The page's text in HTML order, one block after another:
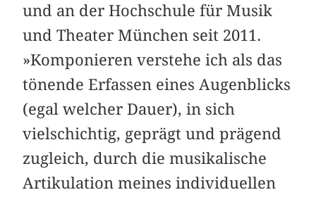
und an der Hochschule für Musik
und Theater München seit 2011.
»Komponieren verstehe ich als das
tönende Erfassen eines Augenblicks
(egal welcher Dauer), in sich
vielschichtig, geprägt und prägend
zugleich, durch die musikalische
Artikulation meines individuellen